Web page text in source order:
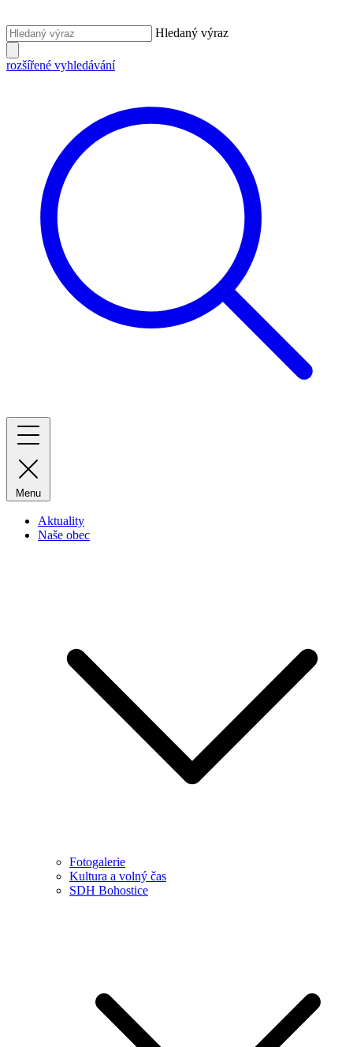
Hledaný výraz
rozšířené vyhledávání
Menu
Aktuality
Naše obec
Fotogalerie
Kultura a volný čas
SDH Bohostice